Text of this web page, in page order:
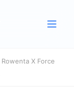
Rowenta X Force